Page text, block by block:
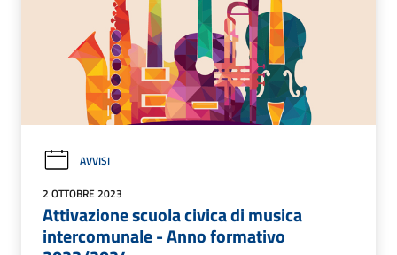
AVVISI
2 OTTOBRE 2023
Attivazione scuola civica di musica
intercomunale - Anno formativo